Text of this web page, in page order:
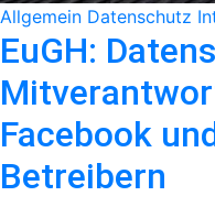
Allgemein Datenschutz
EuGH:
Facebook
Betreibern